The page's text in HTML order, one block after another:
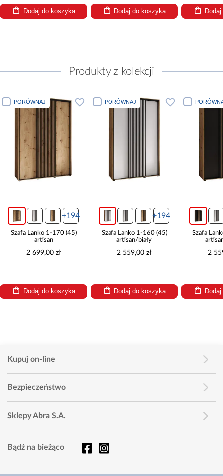
Dodaj do koszyka Dodaj do koszyka
Produkty z kolekcji
PORÓWNAJ
+194
Szafa Lanko 1-170 (45)
artisan
2 699,00 zł
Dodaj do koszyka
PORÓWNAJ
+194
Szafa Lanko 1-160 (45)
artisan/biały
2 559,00 zł
Dodaj do koszyka
Szafa
2
Kupuj on-line
Bezpieczeństwo
Sklepy Abra S.A.
Bądź na bieżąco